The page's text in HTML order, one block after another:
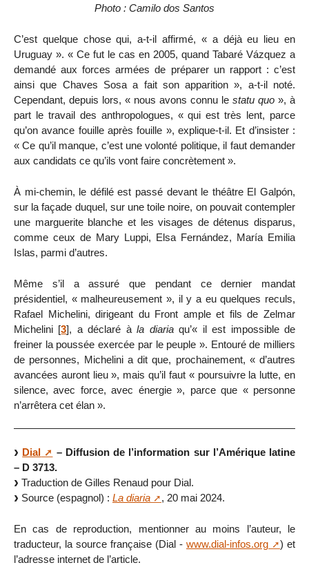
Photo : Camilo dos Santos
C’est quelque chose qui, a-t-il affirmé, « a déjà eu lieu en
Uruguay ». « Ce fut le cas en 2005, quand Tabaré Vázquez a
demandé aux forces armées de préparer un rapport : c’est
ainsi que Chaves Sosa a fait son apparition », a-t-il noté.
Cependant, depuis lors, « nous avons connu le statu quo », à
part le travail des anthropologues, « qui est très lent, parce
qu’on avance fouille après fouille », explique-t-il. Et d’insister :
« Ce qu’il manque, c’est une volonté politique, il faut demander
aux candidats ce qu’ils vont faire concrètement ».
À mi-chemin, le défilé est passé devant le théâtre El Galpón,
sur la façade duquel, sur une toile noire, on pouvait contempler
une marguerite blanche et les visages de détenus disparus,
comme ceux de Mary Luppi, Elsa Fernández, María Emilia
Islas, parmi d’autres.
Même s’il a assuré que pendant ce dernier mandat
présidentiel, « malheureusement », il y a eu quelques reculs,
Rafael Michelini, dirigeant du Front ample et fils de Zelmar
Michelini [3], a déclaré àla diariaqu’« il est impossible de
freiner la poussée exercée par le peuple ». Entouré de milliers
de personnes, Michelini a dit que, prochainement, « d’autres
avancées auront lieu », mais qu’il faut « poursuivre la lutte, en
silence, avec force, avec énergie », parce que « personne
n’arrêtera cet élan ».
Dial
– Diffusion de l’information sur l’Amérique latine
– D 3713.
Traduction de Gilles Renaud pour Dial.
Source (espagnol) : La diaria , 20 mai 2024.
En cas de reproduction, mentionner au moins l’auteur, le
traducteur, la source française (Dial - www.dial-infos.org
) et
l’adresse internet de l’article.